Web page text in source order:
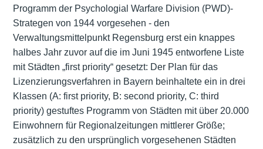
Programm der Psychologial Warfare Division (PWD)-
Strategen von 1944 vorgesehen - den
Verwaltungsmittelpunkt Regensburg erst ein knappes
halbes Jahr zuvor auf die im Juni 1945 entworfene Liste
mit Städten „first priority“ gesetzt: Der Plan für das
Lizenzierungsverfahren in Bayern beinhaltete ein in drei
Klassen (A: first priority, B: second priority, C: third
priority) gestuftes Programm von Städten mit über 20.000
Einwohnern für Regionalzeitungen mittlerer Größe;
zusätzlich zu den ursprünglich vorgesehenen Städten